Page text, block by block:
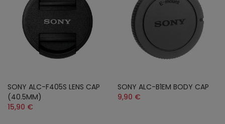
SONY ALC-F405S LENS CAP
(40.5MM)
15,90 €
SONY ALC-B1EM BODY CAP
9,90 €